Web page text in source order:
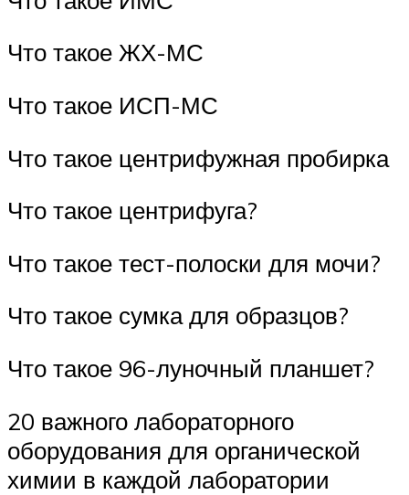
Что такое ЖХ-МС
Что такое ИСП-МС
Что такое центрифужная пробирка
Что такое центрифуга?
Что такое тест-полоски для мочи?
Что такое сумка для образцов?
Что такое 96-луночный планшет?
20 важного лабораторного
оборудования для органической
химии в каждой лаборатории